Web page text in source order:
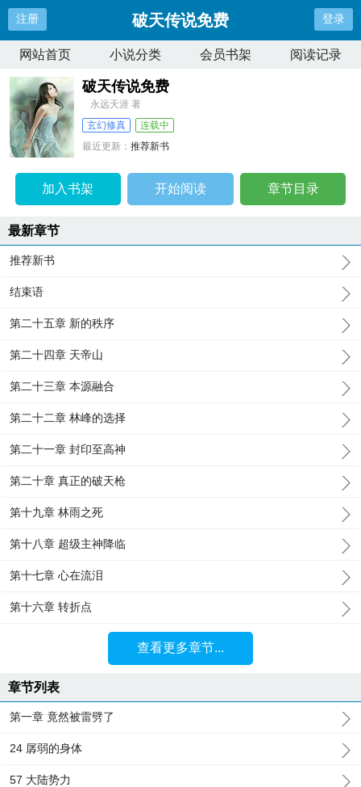
注册 破天传说免费 登录
网站首页 小说分类 会员书架 阅读记录
破天传说免费
永远天涯 著
玄幻修真
连载中
最近更新：推荐新书
加入书架 开始阅读 章节目录
最新章节
推荐新书
结束语
第二十五章 新的秩序
第二十四章 天帝山
第二十三章 本源融合
第二十二章 林峰的选择
第二十一章 封印至高神
第二十章 真正的破天枪
第十九章 林雨之死
第十八章 超级主神降临
第十七章 心在流泪
第十六章 转折点
查看更多章节...
章节列表
第一章 竟然被雷劈了
24 孱弱的身体
57 大陆势力